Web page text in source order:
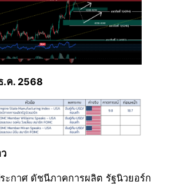
.ค. 2568
ะกาศ ดัชนีภาคการผลิต รัฐนิวยอร์ก